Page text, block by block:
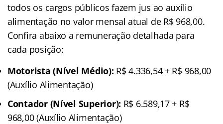
todos os cargos públicos fazem jus ao auxílio
alimentação no valor mensal atual de R$ 968,00.
Confira abaixo a remuneração detalhada para
cada posição:
Motorista (Nível Médio): R$ 4.336,54 + R$ 968,00
(Auxílio Alimentação)
Contador (Nível Superior): R$ 6.589,17 + R$
968,00 (Auxílio Alimentação)